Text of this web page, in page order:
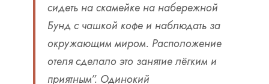
сидеть на скамейке на набережной
Бунд с чашкой кофе и наблюдать за
окружающим миром. Расположение
отеля сделало это занятие лёгким и
приятным”. Одинокий